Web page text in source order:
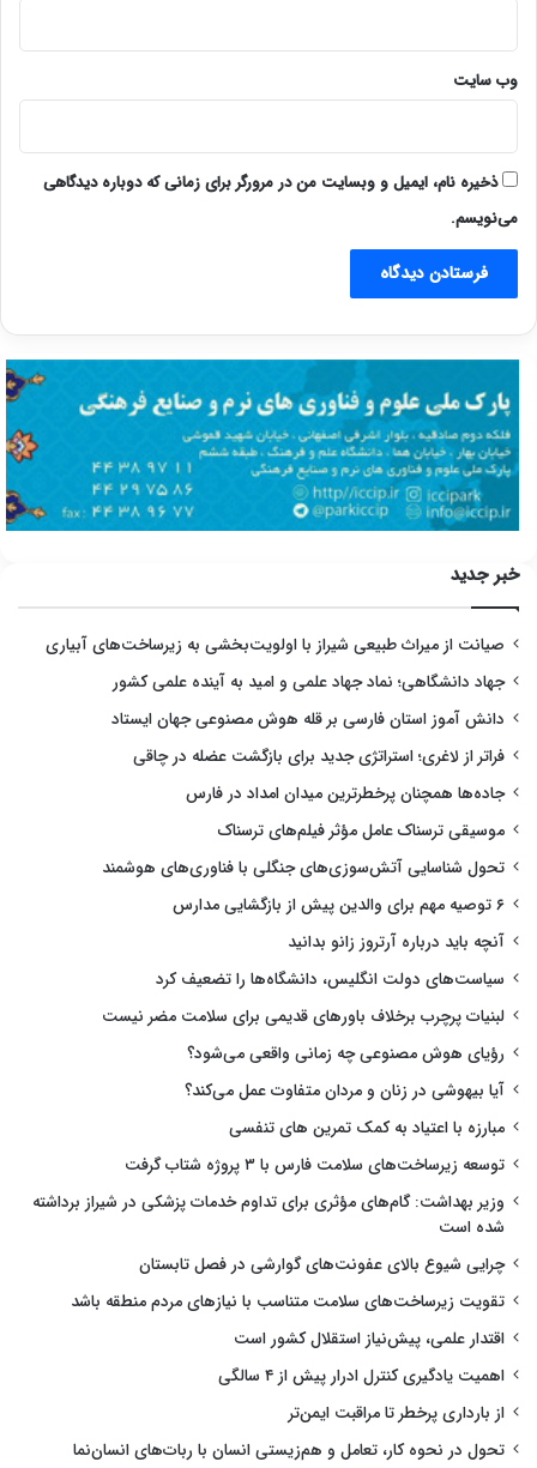
وب‌ سایت
ذخیره نام، ایمیل و وبسایت من در مرورگر برای زمانی که دوباره دیدگاهی
می‌نویسم.
خبر جدید
صیانت از میراث طبیعی شیراز با اولویت‌بخشی به زیرساخت‌های آبیاری
جهاد دانشگاهی؛ نماد جهاد علمی و امید به آینده علمی کشور
دانش آموز استان فارسی بر قله هوش مصنوعی جهان ایستاد
فراتر از لاغری؛ استراتژی جدید برای بازگشت عضله در چاقی
جاده‌ها همچنان پرخطرترین میدان امداد در فارس
موسیقی ترسناک عامل مؤثر فیلم‌های ترسناک
تحول شناسایی آتش‌سوزی‌های جنگلی با فناوری‌های هوشمند
۶ توصیه مهم برای والدین پیش از بازگشایی مدارس
آنچه باید درباره آرتروز زانو بدانید
سیاست‌های دولت انگلیس، دانشگاه‌ها را تضعیف کرد
لبنیات پرچرب برخلاف باورهای قدیمی برای سلامت مضر نیست
رؤیای هوش مصنوعی چه زمانی واقعی می‌شود؟
آیا بیهوشی در زنان و مردان متفاوت عمل می‌کند؟
مبارزه با اعتیاد به کمک تمرین های تنفسی
توسعه زیرساخت‌های سلامت فارس با ۳ پروژه شتاب گرفت
وزیر بهداشت: گام‌های مؤثری برای تداوم خدمات پزشکی در شیراز برداشته
شده است
چرایی شیوع بالای عفونت‌های گوارشی در فصل تابستان
تقویت زیرساخت‌های سلامت متناسب با نیازهای مردم منطقه باشد
اقتدار علمی، پیش‌نیاز استقلال کشور است
اهمیت یادگیری کنترل ادرار پیش از ۴ سالگی
از بارداری پرخطر تا مراقبت ایمن‌تر
تحول در نحوه کار، تعامل و هم‌زیستی انسان با ربات‌های انسان‌نما